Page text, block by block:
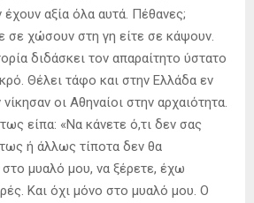
αξία όλα αυτά. Πέθανες;
σε χώσουν στη γη είτε σε κάψουν.
διδάσκει τον απαραίτητο ύστατο
Θέλει τάφο και στην Ελλάδα εν
οι Αθηναίοι στην αρχαιότητα.
είπα: «Να κάνετε ό,τι δεν σας
ή άλλως τίποτα δεν θα
μυαλό μου, να ξέρετε, έχω
Και όχι μόνο στο μυαλό μου. Ο